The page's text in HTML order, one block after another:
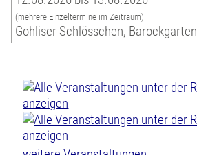
(mehrere Einzeltermine im Zeitraum)
Gohliser Schlösschen, Barockgarten